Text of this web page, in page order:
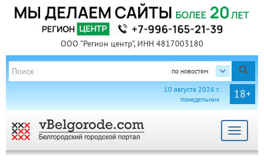
ООО "Регион центр", ИНН 4817003180
по новостям
18+
10 августа 2026 г.
понедельник
Toggle